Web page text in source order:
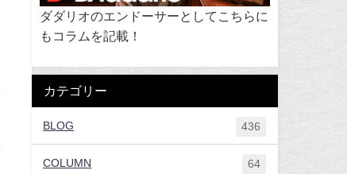
ダダリオのエンドーサーとしてこちらに
もコラムを記載！
カテゴリー
BLOG 436
COLUMN 64